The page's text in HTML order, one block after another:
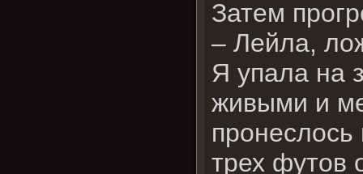
Затем
– Лейла,
Я упала на
живыми и
трех футов